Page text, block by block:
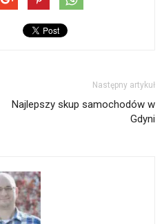
Następny artykuł
Najlepszy skup samochodów w
Gdyni